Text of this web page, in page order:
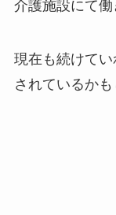
介護施設にて働
現在も続けて
されているかも